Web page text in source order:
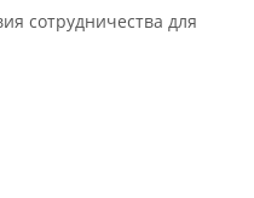
сотрудничества для